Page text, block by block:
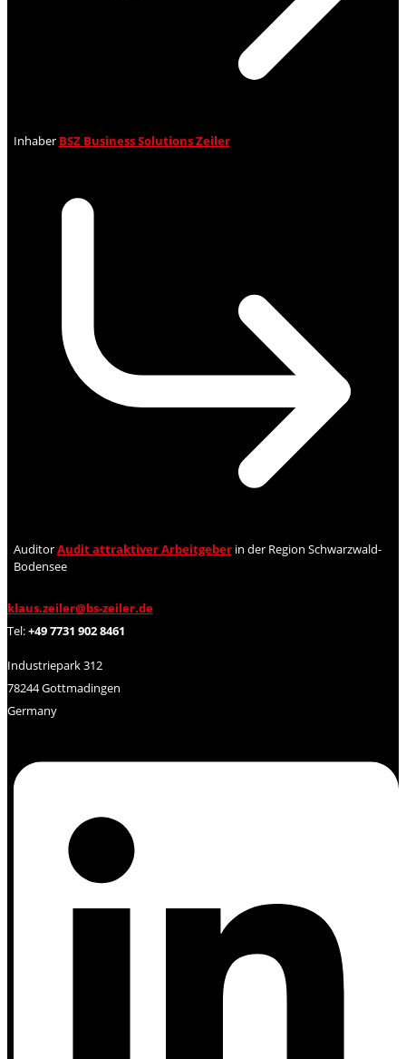
Inhaber BSZ Business Solutions Zeiler
AuditorAudit attraktiver Arbeitgeberin der Region Schwarzwald-
Bodensee
klaus.zeiler@bs-zeiler.de
Tel:+49 7731 902 8461
Industriepark 312
78244 Gottmadingen
Germany